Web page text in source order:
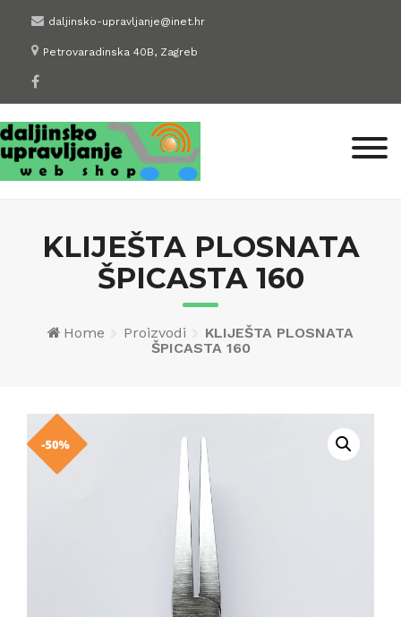
content
daljinsko-upravljanje@inet.hr
Petrovaradinska 40B, Zagreb
KLIJEŠTA PLOSNATA
ŠPICASTA 160
Home Proizvodi
KLIJEŠTA PLOSNATA
ŠPICASTA 160